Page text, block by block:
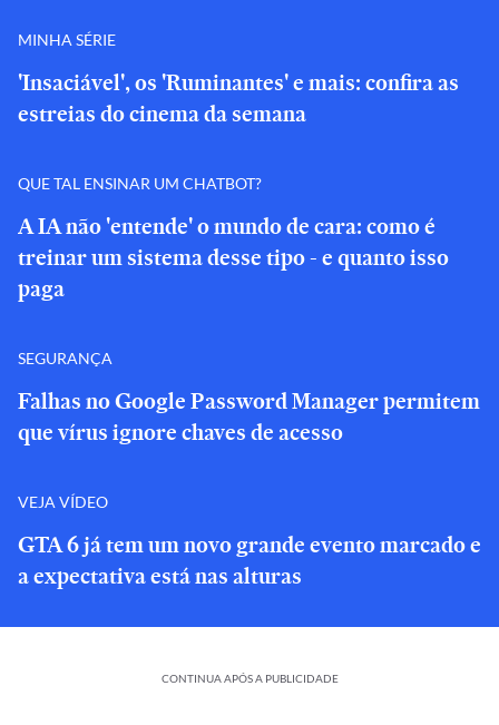
MINHA SÉRIE
'Insaciável', os 'Ruminantes' e mais: confira as
estreias do cinema da semana
QUE TAL ENSINAR UM CHATBOT?
A IA não 'entende' o mundo de cara: como é
treinar um sistema desse tipo - e quanto isso
paga
SEGURANÇA
Falhas no Google Password Manager permitem
que vírus ignore chaves de acesso
VEJA VÍDEO
GTA 6 já tem um novo grande evento marcado e
a expectativa está nas alturas
CONTINUA APÓS A PUBLICIDADE